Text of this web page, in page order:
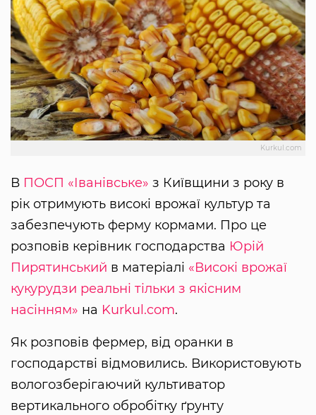
Kurkul.com
В ПОСП «Іванівське» з Київщини з року в
рік отримують високі врожаї культур та
забезпечують ферму кормами. Про це
розповів керівник господарства Юрій
Пирятинський в матеріалі «Високі врожаї
кукурудзи реальні тільки з якісним
насінням» на Kurkul.com.
Як розповів фермер, від оранки в
господарстві відмовились. Використовують
вологозберігаючий культиватор
вертикального обробітку ґрунту